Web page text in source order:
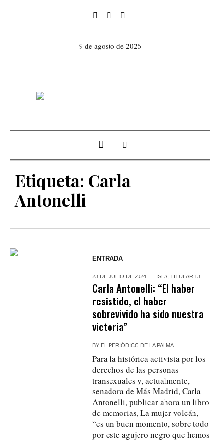
9 de agosto de 2026
Etiqueta: Carla
Antonelli
ENTRADA
23 DE JULIO DE 2024 ISLA ,TITULAR 13
Carla Antonelli: “El haber
resistido, el haber
sobrevivido ha sido nuestra
victoria”
BY EL PERIÓDICO DE LA PALMA
Para la histórica activista por los
derechos de las personas
transexuales y, actualmente,
senadora de Más Madrid, Carla
Antonelli, publicar ahora un libro
de memorias, La mujer volcán,
“es un buen momento, sobre todo
por este agujero negro que hemos